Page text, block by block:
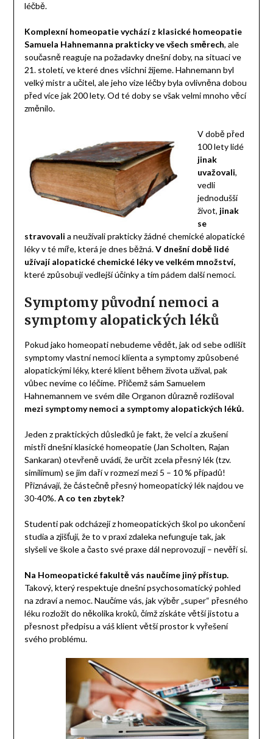
léčbě.
Komplexní homeopatie vychází z klasické homeopatie
Samuela Hahnemanna prakticky ve všech směrech, ale
současně reaguje na požadavky dnešní doby, na situaci ve
21. století, ve které dnes všichni žijeme. Hahnemann byl
velký mistr a učitel, ale jeho vize léčby byla ovlivněna dobou
před více jak 200 lety. Od té doby se však velmi mnoho věcí
změnilo.
V době před
100 lety lidé
jinak
uvažovali,
vedli
jednodušší
život, jinak
se
stravovali a neužívali prakticky žádné chemické alopatické
léky v té míře, která je dnes běžná.V dnešní době lidé
užívají alopatické chemické léky ve velkém množství,
které způsobují vedlejší účinky a tím pádem další nemoci.
Symptomy původní nemoci a
symptomy alopatických léků
Pokud jako homeopati nebudeme vědět, jak od sebe odlišit
symptomy vlastní nemoci klienta a symptomy způsobené
alopatickými léky, které klient během života užíval, pak
vůbec nevíme co léčíme. Přičemž sám Samuelem
Hahnemannem ve svém díle Organon důrazně rozlišoval
mezi symptomy nemoci a symptomy alopatických léků.
Jeden z praktických důsledků je fakt, že velcí a zkušení
mistři dnešní klasické homeopatie (Jan Scholten, Rajan
Sankaran) otevřeně uvádí, že určit zcela přesný lék (tzv.
similimum) se jim daří v rozmezí mezi 5 – 10 % případů!
Přiznávají, že částečně přesný homeopatický lék najdou ve
30-40%.A co ten zbytek?
Studenti pak odcházejí z homeopatických škol po ukončení
studia a zjišťují, že to v praxi zdaleka nefunguje tak, jak
slyšeli ve škole a často své praxe dál neprovozují – nevěří si.
Na Homeopatické fakultě vás naučíme jiný přístup.
Takový, který respektuje dnešní psychosomatický pohled
na zdraví a nemoc. Naučíme vás, jak výběr „super“ přesného
léku rozložit do několika kroků, čímž získáte větší jistotu a
přesnost předpisu a váš klient větší prostor k vyřešení
svého problému.